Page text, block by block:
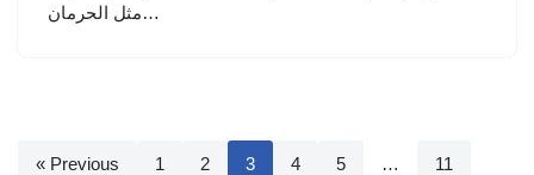
مثل الحرمان…
« Previous 1 2 3 4 5 … 11